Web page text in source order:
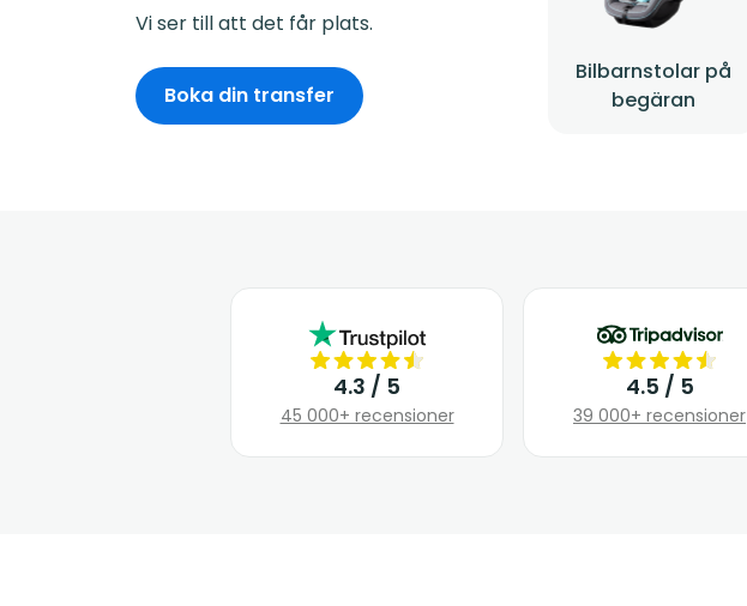
Vi ser till att det får plats.
Bilbarnstolar på
begäran
Boka din transfer
4.3 / 5
45 000+ recensioner
4.5 / 5
39 000+ recensioner